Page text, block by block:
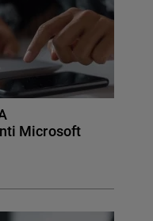
Microsoft